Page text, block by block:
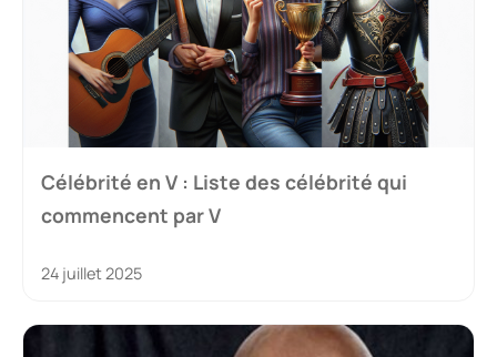
Célébrité en V : Liste des célébrité qui
commencent par V
24 juillet 2025